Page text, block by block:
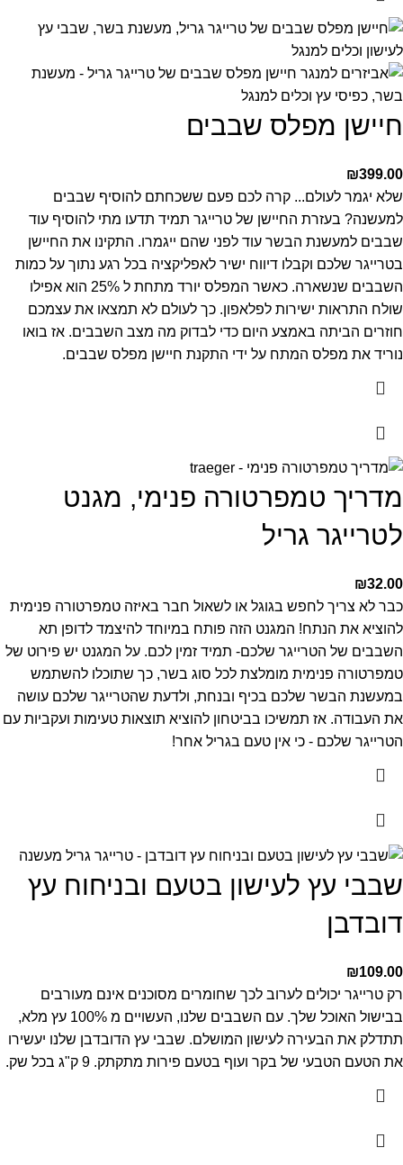
חיישן מפלס שבבים
₪399.00
שלא יגמר לעולם... קרה לכם פעם ששכחתם להוסיף שבבים
למעשנה? בעזרת החיישן של טרייגר תמיד תדעו מתי להוסיף עוד
שבבים למעשנת הבשר עוד לפני שהם ייגמרו. התקינו את החיישן
בטרייגר שלכם וקבלו דיווח ישיר לאפליקציה בכל רגע נתוך על כמות
השבבים שנשארה. כאשר המפלס יורד מתחת ל 25% הוא אפילו
שולח התראות ישירות לפלאפון. כך לעולם לא תמצאו את עצמכם
חוזרים הביתה באמצע היום כדי לבדוק מה מצב השבבים. אז בואו
נוריד את מפלס המתח על ידי התקנת חיישן מפלס שבבים.
מדריך טמפרטורה פנימי, מגנט
לטרייגר גריל
₪32.00
כבר לא צריך לחפש בגוגל או לשאול חבר באיזה טמפרטורה פנימית
להוציא את הנתח! המגנט הזה פותח במיוחד להיצמד לדופן תא
השבבים של הטרייגר שלכם- תמיד זמין לכם. על המגנט יש פירוט של
טמפרטורה פנימית מומלצת לכל סוג בשר, כך שתוכלו להשתמש
במעשנת הבשר שלכם בכיף ובנחת, ולדעת שהטרייגר שלכם עושה
את העבודה. אז תמשיכו בביטחון להוציא תוצאות טעימות ועקביות עם
הטרייגר שלכם - כי אין טעם בגריל אחר!
שבבי עץ לעישון בטעם ובניחוח עץ
דובדבן
₪109.00
רק טרייגר יכולים לערוב לכך שחומרים מסוכנים אינם מעורבים
בבישול האוכל שלך. עם השבבים שלנו, העשויים מ 100% עץ מלא,
תתדלק את הבעירה לעישון המושלם. שבבי עץ הדובדבן שלנו יעשירו
את הטעם הטבעי של בקר ועוף בטעם פירות מתקתק. 9 ק"ג בכל שק.